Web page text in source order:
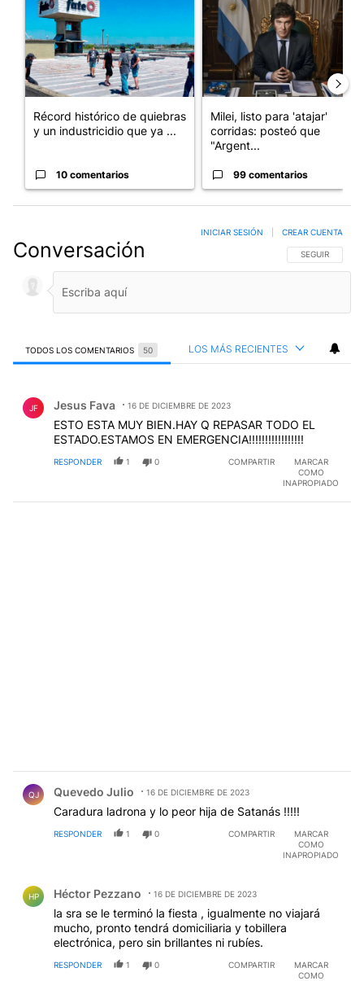
Récord histórico de quiebras
y un industricidio que ya ...
10 comentarios
Milei, listo para 'atajar'
corridas: posteó que
"Argent...
99 comentarios
Conversación SIGA ESTA
SEGUIR
INICIAR SESIÓN CREAR CUENTA
TODOS LOS COMENTARIOS 50 LOS MÁS RECIENTES
JF Jesus Fava 16 DE DICIEMBRE DE 2023
ESTO ESTA MUY BIEN.HAY Q REPASAR TODO EL
ESTADO.ESTAMOS EN EMERGENCIA!!!!!!!!!!!!!!!!!
RESPONDER 1 0 COMPARTIR
MARCAR
COMO
INAPROPIADO
QJ Quevedo Julio 16 DE DICIEMBRE DE 2023
Caradura ladrona y lo peor hija de Satanás !!!!!
RESPONDER 1 0 COMPARTIR
MARCAR
COMO
INAPROPIADO
HP Héctor Pezzano 16 DE DICIEMBRE DE 2023
la sra se le terminó la fiesta , igualmente no viajará
mucho, pronto tendrá domiciliaria y tobillera
electrónica, pero sin brillantes ni rubíes.
RESPONDER 1 0 COMPARTIR
MARCAR
COMO